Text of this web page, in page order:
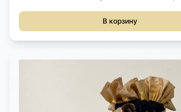
абажуры. Высота: 83 см. Диаметр: 37 см.
В корзину